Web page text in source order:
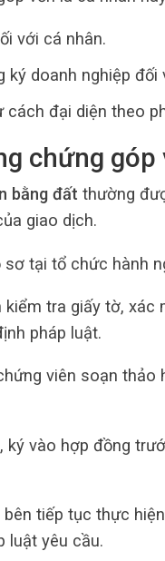
với cá nhân.
ký doanh nghiệp đối
cách đại diện theo
chứng
bằng đất thường
giao dịch.
tại tổ chức hành
tra giấy tờ,
pháp luật.
viên soạn
ký vào hợp đồng
tiếp tục thực
luật yêu cầu.